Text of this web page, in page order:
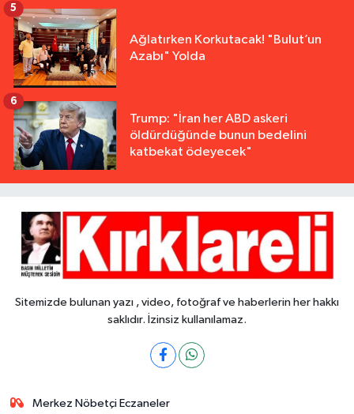
Ağlatırken Korkutacak! "Bulut’un
Azabı" Yolda
5
Trump: "İran her ABD askeri
öldürdüğünde bunun bedelini
katbekat ödeyecek"
6
Sitemizde bulunan yazı , video, fotoğraf ve haberlerin her hakkı
saklıdır. İzinsiz kullanılamaz.
Merkez Nöbetçi Eczaneler